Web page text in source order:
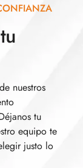
nuestros
tu
equipo te
justo lo